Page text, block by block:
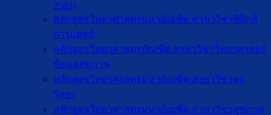
2563)
หลักสูตรวิทยาศาสตรมหาบัณฑิต สาขาวิชาฟิสิกส์
การแพทย์
หลักสูตรวิทยาศาสตรบัณฑิต สาขาวิชาวิทยาศาสตร์
ข้อมูลสุขภาพ
หลักสูตรวิทยาศาสตรมหาบัณฑิต สาขาวิชาตจ
วิทยา
หลักสูตรวิทยาศาสตรมหาบัณฑิต สาขาวิชาสุขภาพ